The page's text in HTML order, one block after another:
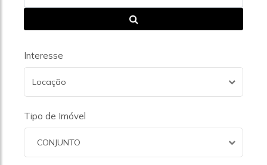
Interesse
Locação
Tipo de Imóvel
CONJUNTO